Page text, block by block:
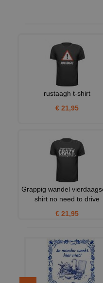
rustaagh t-shirt
€ 21,95
Grappig wandel
shirt no need to drive
€ 21,95